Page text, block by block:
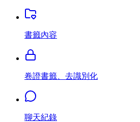
書籤內容
卷證書籤、去識別化
聊天紀錄